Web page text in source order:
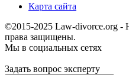
Карта сайта
©2015-2025 Law-divorce.org -
права защищены.
Мы в социальных сетях
Задать вопрос эксперту